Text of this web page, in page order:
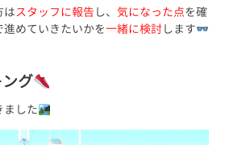
はスタッフに報告 し、 気になった点を確
めていきたいかを一緒に検討します
グ
ました